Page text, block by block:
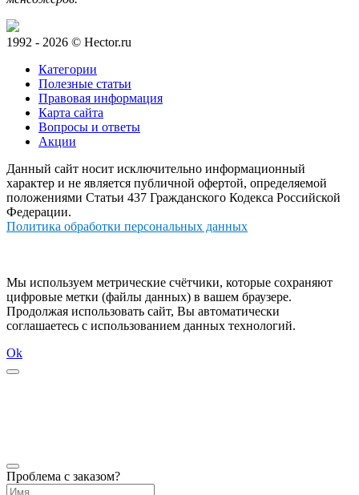
1992 - 2026 © Hector.ru
Категории
Полезные статьи
Правовая информация
Карта сайта
Вопросы и ответы
Акции
Данный сайт носит исключительно информационный
характер и не является публичной офертой, определяемой
положениями Статьи 437 Гражданского Кодекса Российской
Федерации.
Политика обработки персональных данных
Мы используем метрические счётчики, которые сохраняют
цифровые метки (файлы данных) в вашем браузере.
Продолжая использовать сайт, Вы автоматически
соглашаетесь с использованием данных технологий.
Ok
Проблема с заказом?